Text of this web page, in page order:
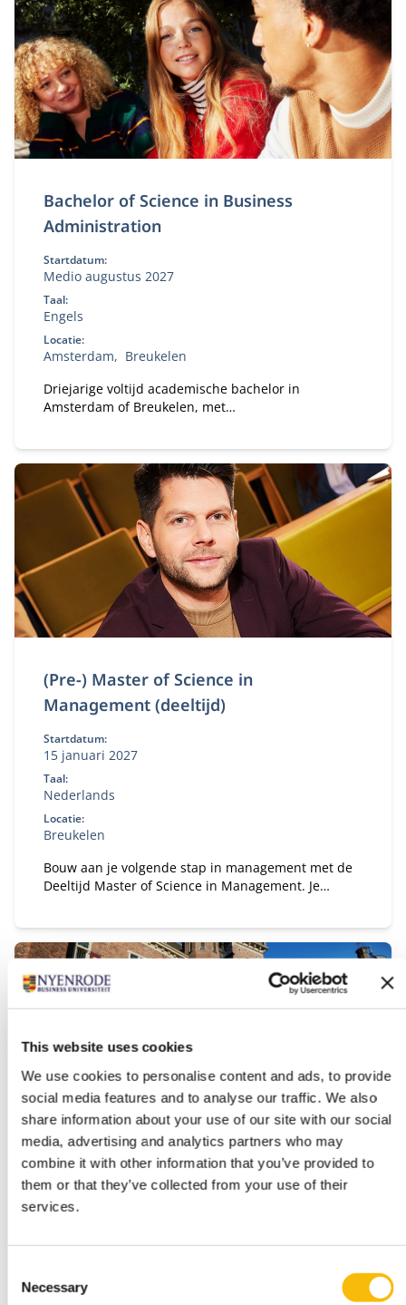
This website uses cookies
We use cookies to personalise content and ads, to provide
social media features and to analyse our traffic. We also
share information about your use of our site with our social
media, advertising and analytics partners who may
combine it with other information that you’ve provided to
them or that they’ve collected from your use of their
services.
Selection
Necessary
Bachelor of Science in Business
Administration
Startdatum:
Medio augustus 2027
Taal:
Engels
Locatie:
Amsterdam
Breukelen
Driejarige voltijd academische bachelor in
Amsterdam of Breukelen, met
(Pre-) Master of Science in
Management (deeltijd)
Startdatum:
15 januari 2027
Taal:
Nederlands
Locatie:
Breukelen
Bouw aan je volgende stap in management met de
Deeltijd Master of Science in Management. Je
strategisch inzicht. Zo ontwikkel je jezelf tot een
leider of ondernemer die richting geeft,
verantwoordelijkheid neemt en oog houdt voor
mens, organisatie en maatschappij.
(Pre-) Master of Science in
Management | Full-time
Locatie: